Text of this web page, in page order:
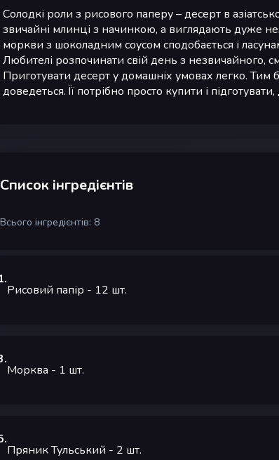
Солодкі роли з рисового паперу – десерт в
звичайні млинці з начинкою, а виглядають дуже
моркви з шоколадним соусом сподобається і
Любителі розпочинати свій день з незвичайного,
Приготувати десерт у домашніх умовах легко.
доведеться. Її потрібно просто купити і
Список інгредієнтів
Всього інгредієнтів: 8
.
Рисовий папір - 12 шт.
.
Морква - 1 шт.
.
Пряник Тульський - 2 шт.